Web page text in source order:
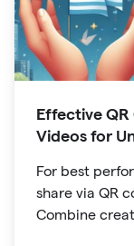
Effective
Videos for
For best
share via QR
Combine